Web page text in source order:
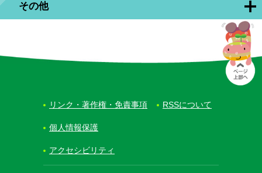
その他
リンク・著作権・免責事項 RSSについて
個人情報保護
アクセシビリティ